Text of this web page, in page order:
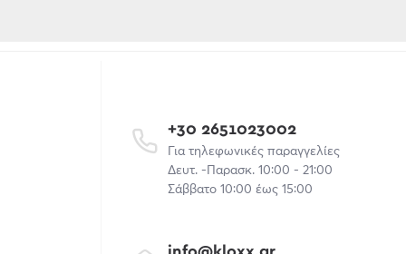
+30 2651023002
Για τηλεφωνικές παραγγελίες
Δευτ. -Παρασκ. 10:00 - 21:00
Σάββατο 10:00 έως 15:00